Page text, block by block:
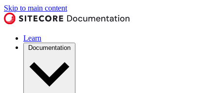
Skip to main content
Learn
Documentation